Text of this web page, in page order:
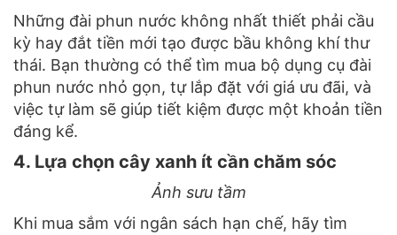
Những đài phun nước không nhất thiết phải cầu
kỳ hay đắt tiền mới tạo được bầu không khí thư
thái. Bạn thường có thể tìm mua bộ dụng cụ đài
phun nước nhỏ gọn, tự lắp đặt với giá ưu đãi, và
việc tự làm sẽ giúp tiết kiệm được một khoản tiền
đáng kể.
4. Lựa chọn cây xanh ít cần chăm sóc
Ảnh sưu tầm
Khi mua sắm với ngân sách hạn chế, hãy tìm